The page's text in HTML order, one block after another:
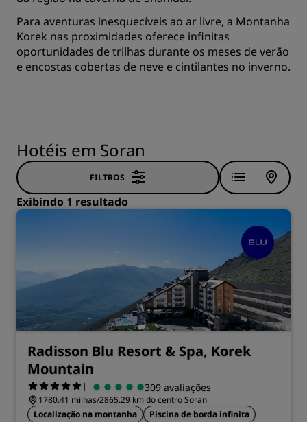
Para aventuras inesquecíveis ao ar livre, a Montanha
Korek nas proximidades oferece infinitas
oportunidades de trilhas durante os meses de verão
e encostas cobertas de neve e cintilantes no inverno.
Hotéis em Soran
FILTROS
Exibindo 1 resultado
Radisson Blu Resort & Spa, Korek
Mountain
| 309 avaliações
1780.41 milhas/2865.29 km do centro Soran
Localização na montanha
Piscina de borda infinita